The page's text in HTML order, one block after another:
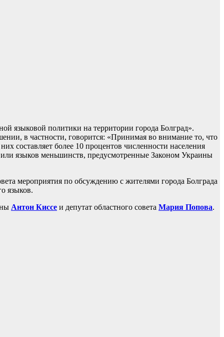
языковой политики на территории города Болград».
в частности, говорится: «Принимая во внимание то, что
составляет более 10 процентов численности населения
языков меньшинств, предусмотренные Законом Украины
мероприятия по обсуждению с жителями города Болграда
языков.
Антон Киссе и депутат областного совета Мария Попова.